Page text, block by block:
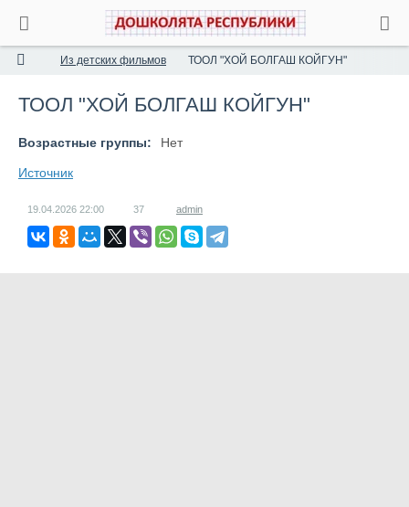
Из детских фильмов ТООЛ "ХОЙ БОЛГАШ КОЙГУН"
ТООЛ "ХОЙ БОЛГАШ КОЙГУН"
Возрастные группы: Нет
Источник
19.04.2026 22:00 37 admin